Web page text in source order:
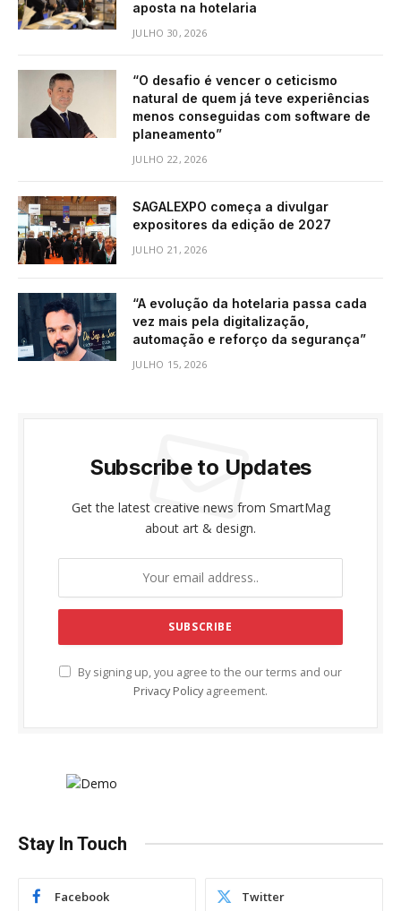
aposta na hotelaria
JULHO 30, 2026
“O desafio é vencer o ceticismo
natural de quem já teve experiências
menos conseguidas com software de
planeamento”
JULHO 22, 2026
SAGALEXPO começa a divulgar
expositores da edição de 2027
JULHO 21, 2026
“A evolução da hotelaria passa cada
vez mais pela digitalização,
automação e reforço da segurança”
JULHO 15, 2026
Subscribe to Updates
Get the latest creative news from SmartMag
about art & design.
By signing up, you agree to the our terms and our
Privacy Policy agreement.
Stay In Touch
Facebook Twitter